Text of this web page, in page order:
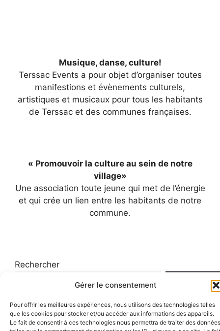
Gérer le consentement
Pour offrir les meilleures expériences, nous utilisons des technologies telles
que les cookies pour stocker et/ou accéder aux informations des appareils.
Le fait de consentir à ces technologies nous permettra de traiter des données
Musique, danse, culture!
Terssac Events a pour objet d’organiser toutes
manifestions et évènements culturels,
artistiques et musicaux pour tous les habitants
de Terssac et des communes françaises.
« Promouvoir la culture au sein de notre
village»
Une association toute jeune qui met de l’énergie
et qui crée un lien entre les habitants de notre
commune.
Rechercher
Rechercher